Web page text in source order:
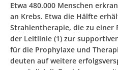
Etwa 480.000 Menschen
an Krebs. Etwa die Hälfte
Strahlentherapie, die zu
der Leitlinie (1) zur
für die Prophylaxe und
deuten auf weitere